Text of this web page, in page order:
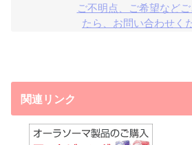
ご不明点、ご希望など
たら、お問い合わせく
関連リンク